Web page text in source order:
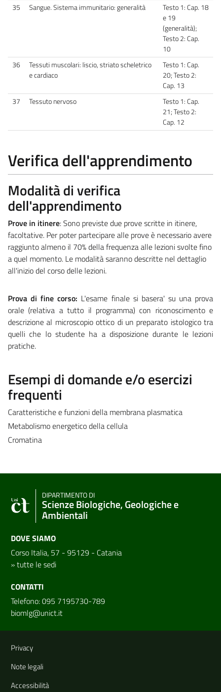
35
Sangue. Sistema immunitario: generalità
Testo 1: Cap. 18
e 19
(generalità);
Testo 2: Cap.
10
36
Tessuti muscolari: liscio, striato scheletrico
e cardiaco
Testo 1: Cap.
20; Testo 2:
Cap. 13
37
Tessuto nervoso
Testo 1: Cap.
21; Testo 2:
Cap. 12
Verifica dell'apprendimento
Modalità di verifica
dell'apprendimento
Prove in itinere: Sono previste due prove scritte in itinere,
facoltative. Per poter partecipare alle prove è necessario avere
raggiunto almeno il 70% della frequenza alle lezioni svolte fino
a quel momento. Le modalità saranno descritte nel dettaglio
all'inizio del corso delle lezioni.
Prova di fine corso: L'esame finale si basera' su una prova
orale (relativa a tutto il programma) con riconoscimento e
descrizione al microscopio ottico di un preparato istologico tra
quelli che lo studente ha a disposizione durante le lezioni
pratiche.
Esempi di domande e/o esercizi
frequenti
Caratteristiche e funzioni della membrana plasmatica
Metabolismo energetico della cellula
Cromatina
DIPARTIMENTO DI
Scienze Biologiche, Geologiche e
Ambientali
DOVE SIAMO
Corso Italia, 57 - 95129 - Catania
»tutte le sedi
CONTATTI
Telefono: 095 7195730-789
biomlg@unict.it
Link e informazioni utili
Privacy
Note legali
Accessibilità